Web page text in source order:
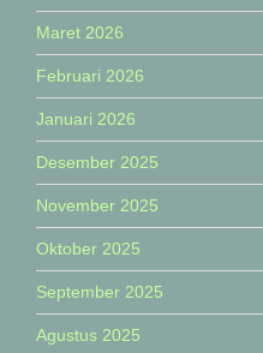
Maret 2026
Februari 2026
Januari 2026
Desember 2025
November 2025
Oktober 2025
September 2025
Agustus 2025